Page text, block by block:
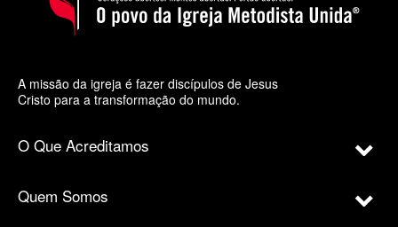
A missão da igreja é fazer discípulos de Jesus
Cristo para a transformação do mundo.
O Que Acreditamos
Quem Somos